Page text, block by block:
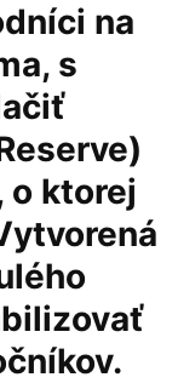
na
s
o ktorej